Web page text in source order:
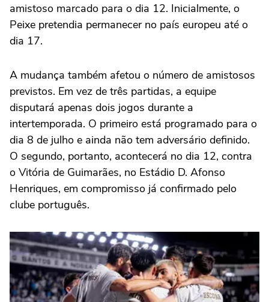
amistoso marcado para o dia 12. Inicialmente, o
Peixe pretendia permanecer no país europeu até o
dia 17.
A mudança também afetou o número de amistosos
previstos. Em vez de três partidas, a equipe
disputará apenas dois jogos durante a
intertemporada. O primeiro está programado para o
dia 8 de julho e ainda não tem adversário definido.
O segundo, portanto, acontecerá no dia 12, contra
o Vitória de Guimarães, no Estádio D. Afonso
Henriques, em compromisso já confirmado pelo
clube português.